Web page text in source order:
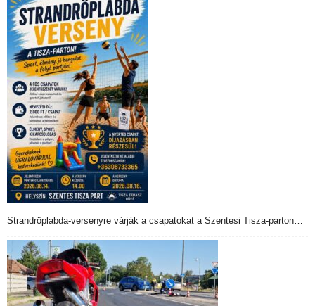
Strandröplabda-versenyre várják a csapatokat a Szentesi Tisza-parton…